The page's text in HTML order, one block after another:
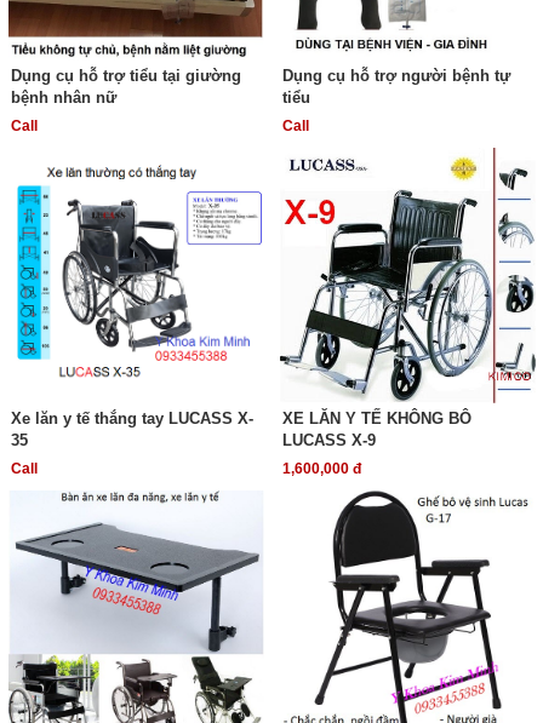
Dụng cụ hỗ trợ tiểu tại giường
bệnh nhân nữ
Call
Dụng cụ hỗ trợ người bệnh tự
tiểu
Call
Xe lăn y tế thắng tay LUCASS X-
35
Call
XE LĂN Y TẾ KHÔNG BÔ
LUCASS X-9
1,600,000 đ